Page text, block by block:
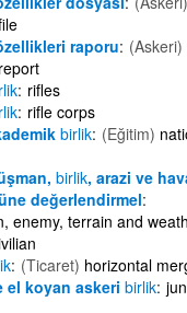
raporu (Askeri)
rifles
rifle corps
birlik (Eğitim)
birlik, arazi ve
değerlendirmel
enemy, terrain and
(Ticaret) horizontal
el koyan askeri birlik